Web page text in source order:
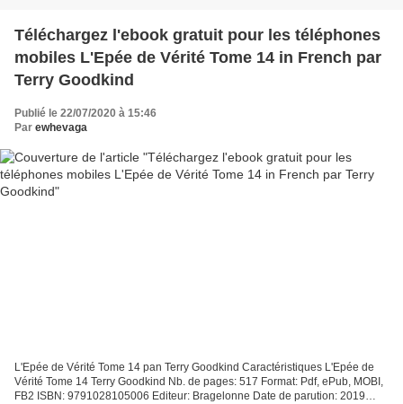
Téléchargez l'ebook gratuit pour les téléphones
mobiles L'Epée de Vérité Tome 14 in French par
Terry Goodkind
Publié le 22/07/2020 à 15:46
Par ewhevaga
L'Epée de Vérité Tome 14 pan Terry Goodkind Caractéristiques L'Epée de
Vérité Tome 14 Terry Goodkind Nb. de pages: 517 Format: Pdf, ePub, MOBI,
FB2 ISBN: 9791028105006 Editeur: Bragelonne Date de parution: 2019